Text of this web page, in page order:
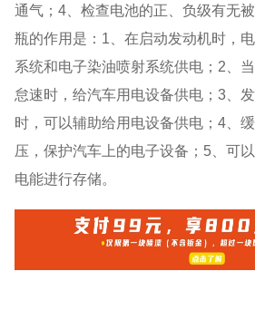
通气；4、检查电池的正、负级有无
瓶的作用是：1、在启动发动机时，
系统和电子染油喷射系统供电；2、
怠速时，给汽车用电设备供电；3、
时，可以辅助给用电设备供电；4、
压，保护汽车上的电子设备；5、可
电能进行存储。